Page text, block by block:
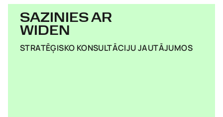
SAZINIES AR
WIDEN
STRATĒĢISKO KONSULTĀCIJU JAUTĀJUMOS